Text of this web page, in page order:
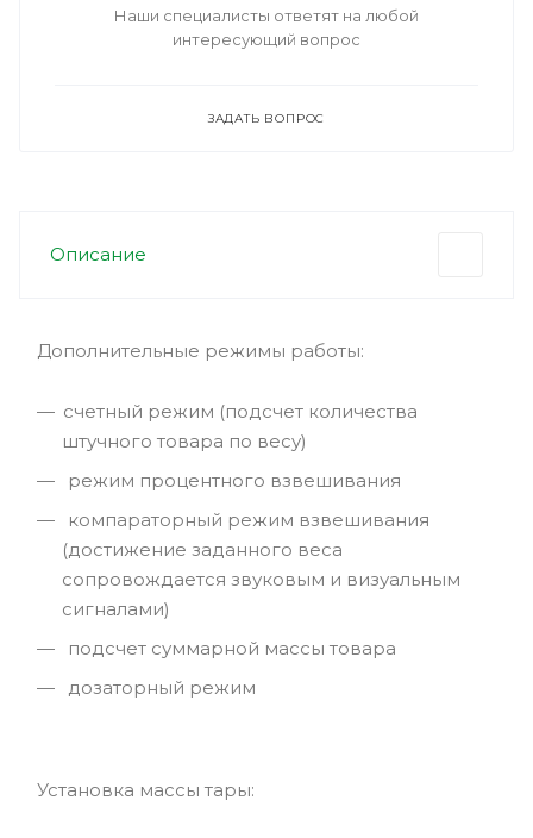
Наши специалисты ответят на любой
интересующий вопрос
ЗАДАТЬ ВОПРОС
Описание
Дополнительные режимы работы:
счетный режим (подсчет количества
штучного товара по весу)
режим процентного взвешивания
компараторный режим взвешивания
(достижение заданного веса
сопровождается звуковым и визуальным
сигналами)
подсчет суммарной массы товара
дозаторный режим
Установка массы тары: